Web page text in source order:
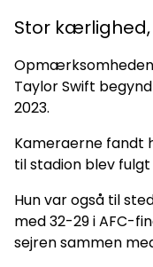
Stor
Taylor Swift
2023.
Kameraerne fandt
til stadion blev
Hun var også til
med 32-29 i AFC-
sejren sammen